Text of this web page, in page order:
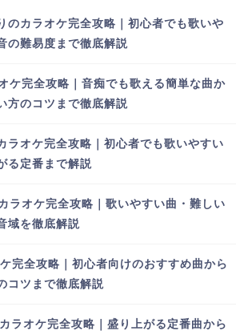
のカラオケ完全攻略｜初心者でも歌いや
の難易度まで徹底解説
ケ完全攻略｜音痴でも歌える簡単な曲か
方のコツまで徹底解説
ラオケ完全攻略｜初心者でも歌いやすい
る定番まで解説
ラオケ完全攻略｜歌いやすい曲・難しい
域を徹底解説
完全攻略｜初心者向けのおすすめ曲から
コツまで徹底解説
ラオケ完全攻略｜盛り上がる定番曲から